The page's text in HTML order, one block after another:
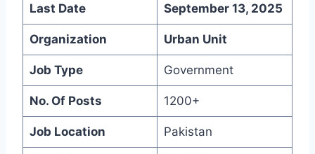
Last Date September 13, 2025
Organization Urban Unit
Job Type Government
No. Of Posts 1200+
Job Location Pakistan